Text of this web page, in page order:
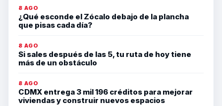
8 AGO
¿Qué esconde el Zócalo debajo de la plancha
que pisas cada día?
8 AGO
Si sales después de las 5, tu ruta de hoy tiene
más de un obstáculo
8 AGO
CDMX entrega 3 mil 196 créditos para mejorar
viviendas y construir nuevos espacios